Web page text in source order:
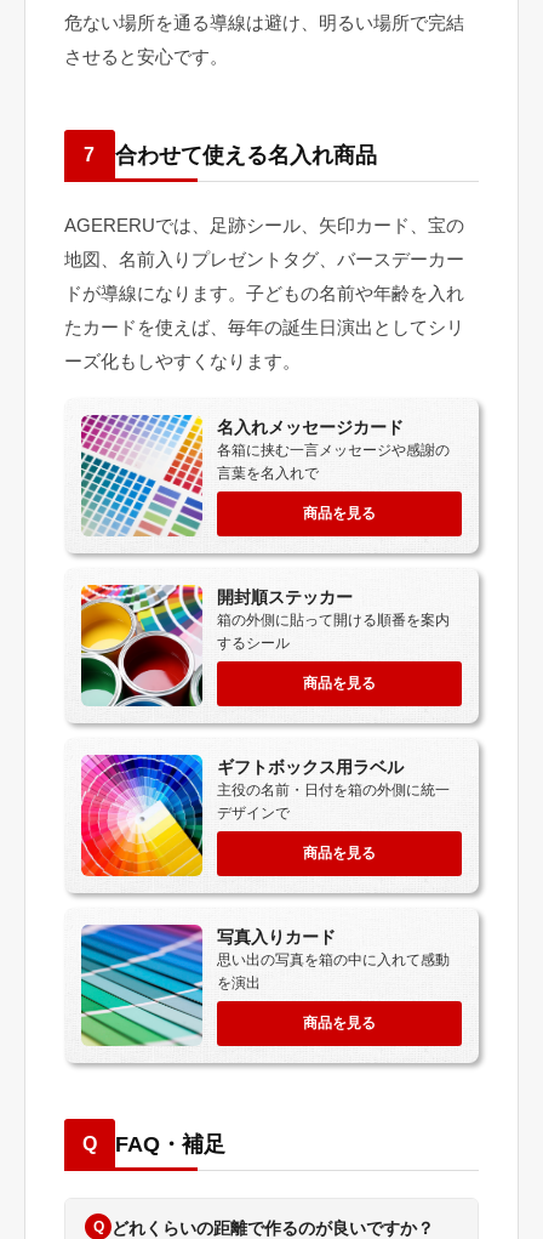
危ない場所を通る導線は避け、明るい場所で完結
させると安心です。
7 合わせて使える名入れ商品
AGERERUでは、足跡シール、矢印カード、宝の
地図、名前入りプレゼントタグ、バースデーカー
ドが導線になります。子どもの名前や年齢を入れ
たカードを使えば、毎年の誕生日演出としてシリ
ーズ化もしやすくなります。
名入れメッセージカード
各箱に挟む一言メッセージや感謝の
言葉を名入れで
商品を見る
開封順ステッカー
箱の外側に貼って開ける順番を案内
するシール
商品を見る
ギフトボックス用ラベル
主役の名前・日付を箱の外側に統一
デザインで
商品を見る
写真入りカード
思い出の写真を箱の中に入れて感動
を演出
商品を見る
Q FAQ・補足
Q どれくらいの距離で作るのが良いですか？